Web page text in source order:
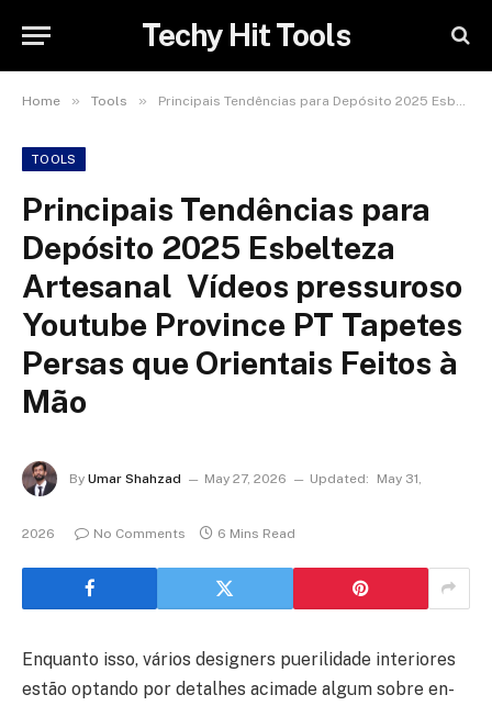
Techy Hit Tools
Home » Tools » Principais Tendências para Depósito 2025 Esbelteza Artesanal ️️ Vídeos pressuroso Youtube Province PT Tapetes Persas que Orientais Feitos à Mão
TOOLS
Principais Tendências para
Depósito 2025 Esbelteza
Artesanal ️️ Vídeos pressuroso
Youtube Province PT Tapetes
Persas que Orientais Feitos à
Mão
By Umar Shahzad May 27, 2026 Updated: May 31,
2026 No Comments 6 Mins Read
Enquanto isso, vários designers puerilidade interiores
estão optando por detalhes acimade algum sobre en-